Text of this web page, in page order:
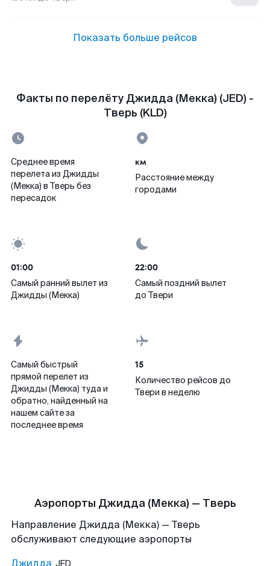
Показать больше рейсов
Факты по перелёту Джидда (Мекка) (JED) -
Тверь (KLD)
Среднее время
перелета из Джидды
(Мекка) в Тверь без
пересадок
км
Расстояние между
городами
01:00
Самый ранний вылет из
Джидды (Мекка)
22:00
Самый поздний вылет
до Твери
Самый быстрый
прямой перелет из
Джидды (Мекка) туда и
обратно, найденный на
нашем сайте за
последнее время
15
Количество рейсов до
Твери в неделю
Аэропорты Джидда (Мекка) — Тверь
Направление Джидда (Мекка) — Тверь
обслуживают следующие аэропорты
Джидда JED